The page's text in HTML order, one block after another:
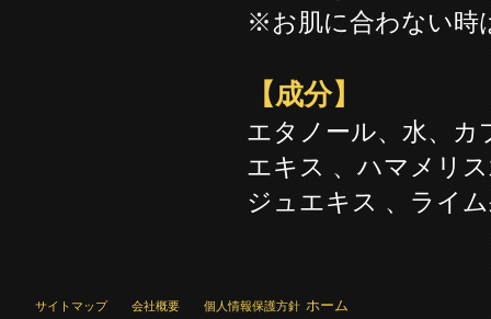
※お肌に合わない時
【成分】
エタノール、水、
エキス 、ハマメリ
ジュエキス 、ライ
ホーム
サイトマップ 会社概要 個人情報保護方針